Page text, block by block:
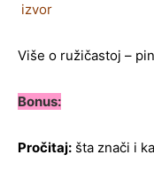
izvor
Više o ružičastoj –
Bonus:
Pročitaj: šta znači i